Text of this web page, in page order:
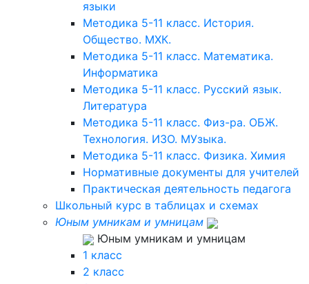
языки
Методика 5-11 класс. История.
Общество. МХК.
Методика 5-11 класс. Математика.
Информатика
Методика 5-11 класс. Русский язык.
Литература
Методика 5-11 класс. Физ-ра. ОБЖ.
Технология. ИЗО. МУзыка.
Методика 5-11 класс. Физика. Химия
Нормативные документы для учителей
Практическая деятельность педагога
Школьный курс в таблицах и схемах
Юным умникам и умницам
Юным умникам и умницам
1 класс
2 класс